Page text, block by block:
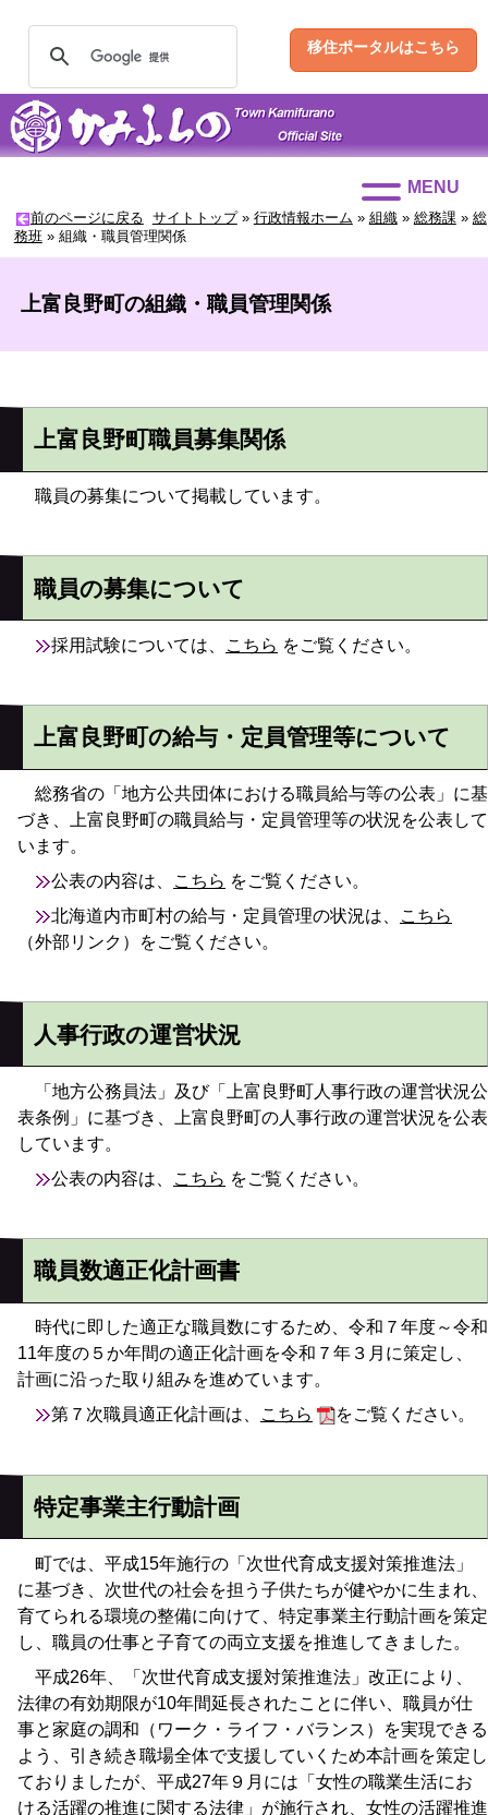
移住ポータルはこちら
MENU
前のページに戻る サイトトップ» 行政情報ホーム » 組織» 総務課» 総
務班» 組織・職員管理関係
上富良野町の組織・職員管理関係
上富良野町職員募集関係
職員の募集について掲載しています。
職員の募集について
採用試験については、 こちら をご覧ください。
上富良野町の給与・定員管理等について
総務省の「地方公共団体における職員給与等の公表」に基
づき、上富良野町の職員給与・定員管理等の状況を公表して
います。
公表の内容は、
こちら をご覧ください。
北海道内市町村の給与・定員管理の状況は、
こちら
（外部リンク）をご覧ください。
人事行政の運営状況
「地方公務員法」及び「上富良野町人事行政の運営状況公
表条例」に基づき、上富良野町の人事行政の運営状況を公表
しています。
公表の内容は、
こちら をご覧ください。
職員数適正化計画書
時代に即した適正な職員数にするため、令和７年度～令和
11年度の５か年間の適正化計画を令和７年３月に策定し、
計画に沿った取り組みを進めています。
第７次職員適正化計画は、
こちら をご覧ください。
特定事業主行動計画
町では、平成15年施行の「次世代育成支援対策推進法」
に基づき、次世代の社会を担う子供たちが健やかに生まれ、
育てられる環境の整備に向けて、特定事業主行動計画を策定
し、職員の仕事と子育ての両立支援を推進してきました。
平成26年、「次世代育成支援対策推進法」改正により、
法律の有効期限が10年間延長されたことに伴い、職員が仕
事と家庭の調和（ワーク・ライフ・バランス）を実現できる
よう、引き続き職場全体で支援していくため本計画を策定し
ておりましたが、平成27年９月には「女性の職業生活にお
ける活躍の推進に関する法律」が施行され、女性の活躍推進